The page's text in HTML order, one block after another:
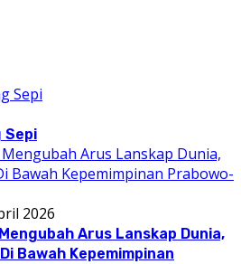
Sepi
2026
Arus Lanskap Dunia,
Bawah Kepemimpinan